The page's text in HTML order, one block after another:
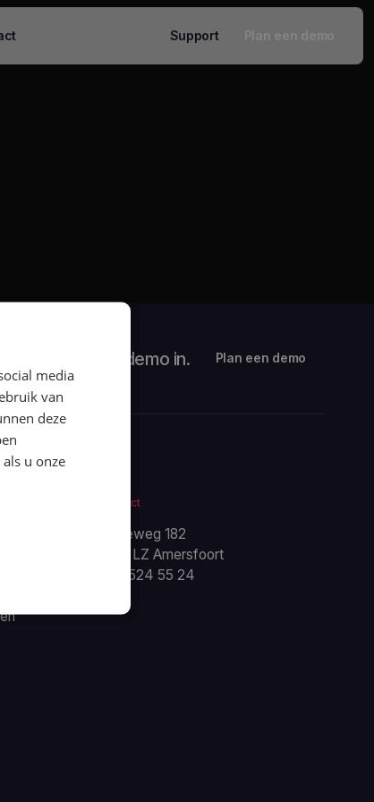
Support Plan een demo
nu een gratis demo in. Plan een demo
Contact
Hogeweg 182
3815 LZ Amersfoort
088 524 55 24
media
van
deze
u onze